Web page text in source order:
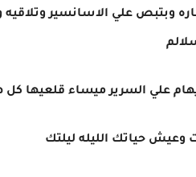
وبتبص علي الاسانسير
علي السرير ميساء قلعيها
وعيش حياتك الليله ليلتك